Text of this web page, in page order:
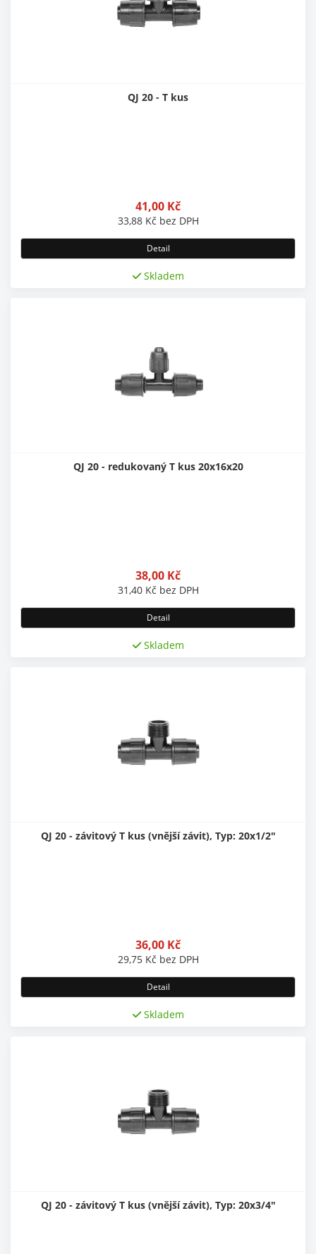
QJ 20 - T kus
41,00 Kč
33,88 Kč bez DPH
Detail
Skladem
QJ 20 - redukovaný T kus 20x16x20
38,00 Kč
31,40 Kč bez DPH
Detail
Skladem
QJ 20 - závitový T kus (vnější závit), Typ: 20x1/2"
36,00 Kč
29,75 Kč bez DPH
Detail
Skladem
QJ 20 - závitový T kus (vnější závit), Typ: 20x3/4"